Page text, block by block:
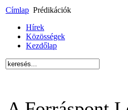
Címlap Prédikációk
Hírek
Közösségek
Kezdőlap